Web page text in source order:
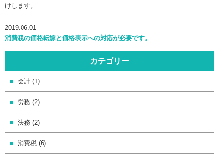
けします。
2019.06.01
消費税の価格転嫁と価格表示への対応が必要です。
カテゴリー
会計 (1)
労務 (2)
法務 (2)
消費税 (6)